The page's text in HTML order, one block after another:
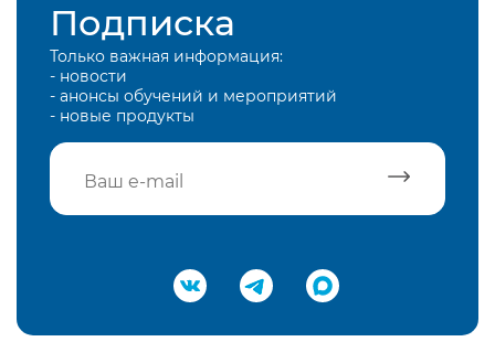
Подписка
Только важная информация:
- новости
- анонсы обучений и мероприятий
- новые продукты
Подтвердить e-mail